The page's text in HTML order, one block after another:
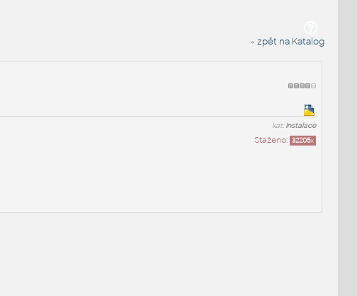
« zpět na Katalog
kat:Instalace
Staženo: 32205x